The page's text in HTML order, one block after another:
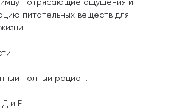
питательных веществ для
полный рацион.
и Е.